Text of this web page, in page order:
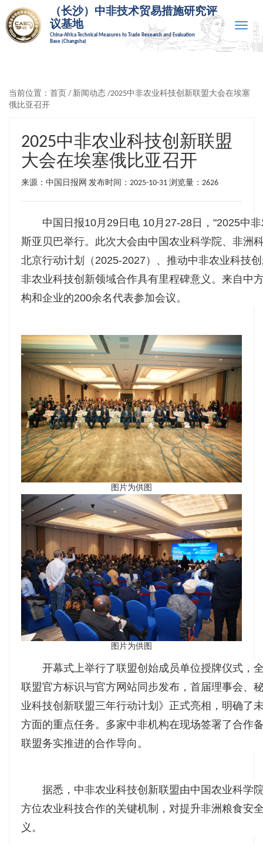
（长沙）中非技术贸易措施研究评
议基地
China-Africa Technical Measures to Trade Research and Evaluation
Base (Changsha)
Toggle
当前位置： 首页 / 新闻动态 /2025中非农业科技创新联盟大会在埃塞
俄比亚召开
2025中非农业科技创新联盟
大会在埃塞俄比亚召开
来源：中国日报网 发布时间：2025-10-31 浏览量：2626
中国日报10月29日电 10月27-28日，"2025中
斯亚贝巴举行。此次大会由中国农业科学院、非洲
北京行动计划（2025-2027）、推动中非农业科技
非农业科技创新领域合作具有里程碑意义。来自中
构和企业的200余名代表参加会议。
图片为供图
图片为供图
开幕式上举行了联盟创始成员单位授牌仪式，
联盟官方标识与官方网站同步发布，首届理事会、
业科技创新联盟三年行动计划》正式亮相，明确了
方面的重点任务。多家中非机构在现场签署了合作
联盟务实推进的合作导向。
据悉，中非农业科技创新联盟由中国农业科学
方位农业科技合作的关键机制，对提升非洲粮食安
义。